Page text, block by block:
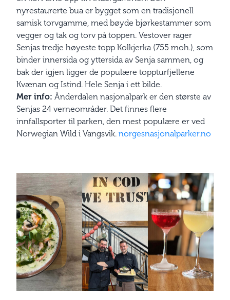
nyrestaurerte bua er bygget som en tradisjonell
samisk torvgamme, med bøyde bjørkestammer som
vegger og tak og torv på toppen. Vestover rager
Senjas tredje høyeste topp Kolkjerka (755 moh.), som
binder innersida og yttersida av Senja sammen, og
bak der igjen ligger de populære toppturfjellene
Kvænan og Istind. Hele Senja i ett bilde.
Mer info: Ånderdalen nasjonalpark er den største av
Senjas 24 verneområder. Det finnes flere
innfallsporter til parken, den mest populære er ved
Norwegian Wild i Vangsvik. norgesnasjonalparker.no